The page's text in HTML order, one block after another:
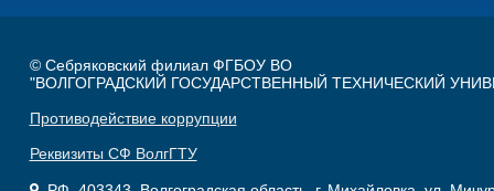
© Себряковский филиал ФГБОУ ВО
"ВОЛГОГРАДСКИЙ ГОСУДАРСТВЕННЫЙ ТЕХНИЧЕСКИЙ
Противодействие коррупции
Реквизиты СФ ВолгГТУ